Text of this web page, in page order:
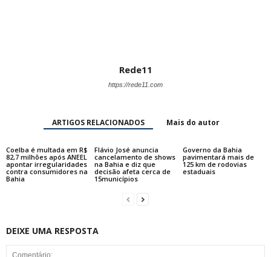
Rede11
https://rede11.com
ARTIGOS RELACIONADOS Mais do autor
Coelba é multada em R$
82,7 milhões após ANEEL
apontar irregularidades
contra consumidores na
Bahia
Flávio José anuncia
cancelamento de shows
na Bahia e diz que
decisão afeta cerca de
15municípios
Governo da Bahia
pavimentará mais de
125 km de rodovias
estaduais
DEIXE UMA RESPOSTA